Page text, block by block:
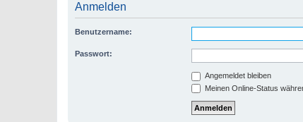
Anmelden
Benutzername:
Passwort:
Angemeldet bleiben
Meinen Online-Status